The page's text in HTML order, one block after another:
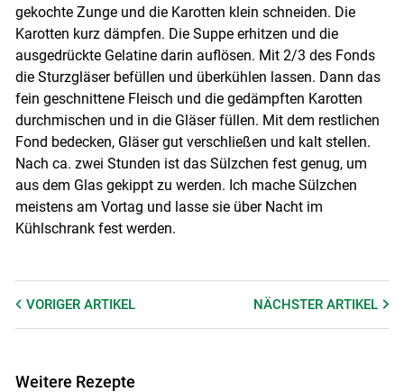
gekochte Zunge und die Karotten klein schneiden. Die
Karotten kurz dämpfen. Die Suppe erhitzen und die
ausgedrückte Gelatine darin auflösen. Mit 2/3 des Fonds
die Sturzgläser befüllen und überkühlen lassen. Dann das
fein geschnittene Fleisch und die gedämpften Karotten
durchmischen und in die Gläser füllen. Mit dem restlichen
Fond bedecken, Gläser gut verschließen und kalt stellen.
Nach ca. zwei Stunden ist das Sülzchen fest genug, um
aus dem Glas gekippt zu werden. Ich mache Sülzchen
meistens am Vortag und lasse sie über Nacht im
Kühlschrank fest werden.
VORIGER ARTIKEL NÄCHSTERARTIKEL
Weitere Rezepte